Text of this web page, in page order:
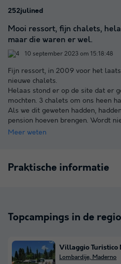
252julined
Mooi ressort, fijn chalets,
maar die waren er wel.
10 september 2023 om 15:18:48
Fijn ressort, in 2009 voor het
nieuwe chalets.
Helaas stond er op de site dat er
mochten. 3 chalets om ons heen
Als we dit geweten hadden,
pension hoeven brengen. Wordt
Meer weten
Praktische informatie
Topcampings in de regio
Villaggio Turistico
Lombardije, Maderno